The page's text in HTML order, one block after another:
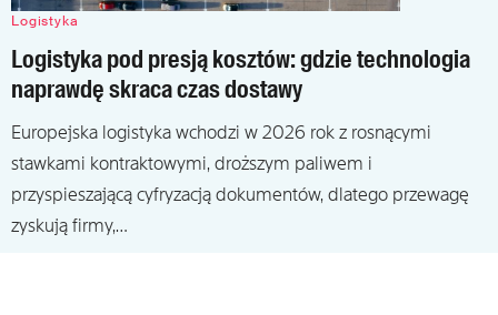
Logistyka
Logistyka pod presją kosztów: gdzie technologia
naprawdę skraca czas dostawy
Europejska logistyka wchodzi w 2026 rok z rosnącymi
stawkami kontraktowymi, droższym paliwem i
przyspieszającą cyfryzacją dokumentów, dlatego przewagę
zyskują firmy,…